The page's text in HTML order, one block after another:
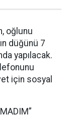
oğlunu
düğünü 7
yapılacak.
için sosyal